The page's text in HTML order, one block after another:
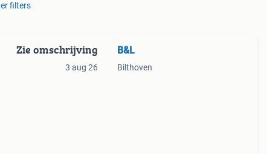
filters
Zie omschrijving
3 aug 26
B&L
Bilthoven